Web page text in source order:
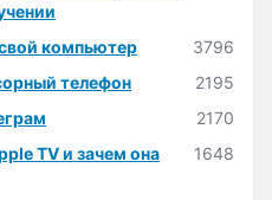
компьютер
3796
телефон
2195
2170
TV и зачем она
1648